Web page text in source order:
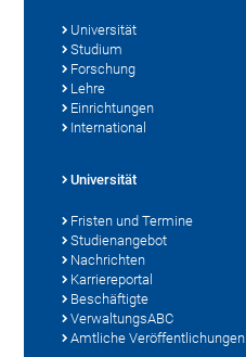
Universität
Studium
Forschung
Lehre
Einrichtungen
International
Universität
Fristen und Termine
Studienangebot
Nachrichten
Karriereportal
Beschäftigte
VerwaltungsABC
Amtliche Veröffentlichungen